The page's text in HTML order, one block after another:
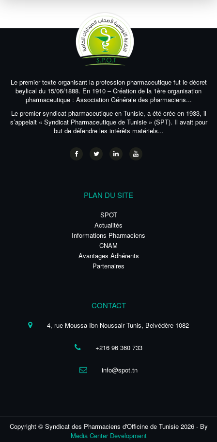
Le premier texte organisant la profession pharmaceutique fut le décret
beylical du 15/06/1888. En 1910 – Création de la 1ère organisation
pharmaceutique : Association Générale des pharmaciens...
Le premier syndicat pharmaceutique en Tunisie, a été crée en 1933, il
s’appelait « Syndicat Pharmaceutique de Tunisie » (SPT). Il avait pour
but de défendre les intérêts matériels...
PLAN DU SITE
SPOT
Actualités
Informations Pharmaciens
CNAM
Avantages Adhérents
Partenaires
CONTACT
4, rue Moussa Ibn Noussair Tunis, Belvédère 1082
+216 96 360 733
info@spot.tn
Copyright © Syndicat des Pharmaciens d'Officine de Tunisie 2026 - By
Media Center Development